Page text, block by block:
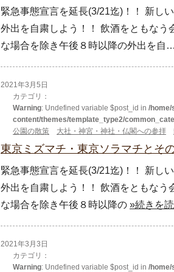
緊急事態宣言を延長(3/21迄)！！ 新し
外出を自粛しよう！！ 飲酒をともな
な場合を除き午後８時以降の外出を自…
2021年3月5日
カテゴリ：
Warning: Undefined variable $post_id in /
content/themes/template_type2/
公園の散策
大社・神宮・神社・仏閣への参拝
東京ミズマチ・東京ソラマチとそ
緊急事態宣言を延長(3/21迄)！！ 新し
外出を自粛しよう！！ 飲酒をともな
な場合を除き午後８時以降の »続きを
2021年3月3日
カテゴリ：
Warning: Undefined variable $post_id in /